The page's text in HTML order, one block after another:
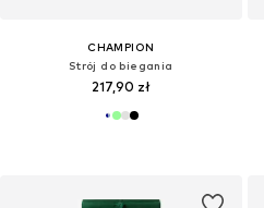
CHAMPION
Strój do biegania
217,90 zł